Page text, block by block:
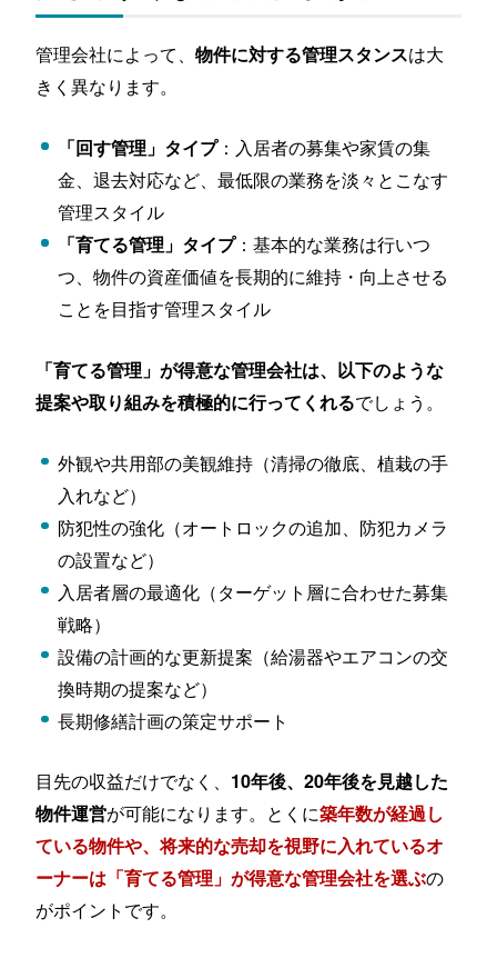
管理会社によって、物件に対する管理スタンスは大
きく異なります。
「回す管理」タイプ：入居者の募集や家賃の集
金、退去対応など、最低限の業務を淡々とこなす
管理スタイル
「育てる管理」タイプ：基本的な業務は行いつ
つ、物件の資産価値を長期的に維持・向上させる
ことを目指す管理スタイル
「育てる管理」が得意な管理会社は、以下のような
提案や取り組みを積極的に行ってくれるでしょう。
外観や共用部の美観維持（清掃の徹底、植栽の手
入れなど）
防犯性の強化（オートロックの追加、防犯カメラ
の設置など）
入居者層の最適化（ターゲット層に合わせた募集
戦略）
設備の計画的な更新提案（給湯器やエアコンの交
換時期の提案など）
長期修繕計画の策定サポート
目先の収益だけでなく、 10年後、20年後を見越した
物件運営が可能になります。とくに築年数が経過し
ている物件や、将来的な売却を視野に入れているオ
ーナーは「育てる管理」が得意な管理会社を選ぶの
がポイントです。